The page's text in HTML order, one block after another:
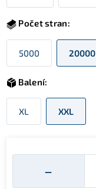
Počet stran:
5000 20000
Balení:
XL XXL
−